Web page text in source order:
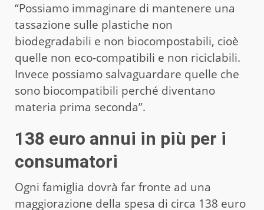
“Possiamo immaginare di mantenere una
tassazione sulle plastiche non
biodegradabili e non biocompostabili, cioè
quelle non eco-compatibili e non riciclabili.
Invece possiamo salvaguardare quelle che
sono biocompatibili perché diventano
materia prima seconda”.
138 euro annui in più per i
consumatori
Ogni famiglia dovrà far fronte ad una
maggiorazione della spesa di circa 138 euro